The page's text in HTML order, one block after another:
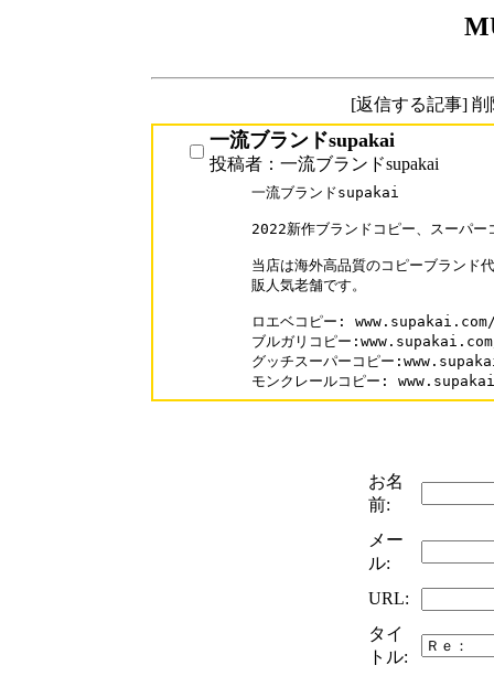
[返信する記事]
一流ブランドsupakai
投稿者：一流ブランドsupakai
一流ブランドsupakai
2022新作ブランドコピー、スーパー
当店は海外高品質のコピーブランド
販人気老舗です。
ロエベコピー:
ブルガリコピー
グッチスーパーコピー
モンクレールコピー:
お名
前:
メー
ル:
URL:
タイ
トル: